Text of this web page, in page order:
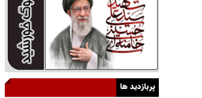
پربازدید ها